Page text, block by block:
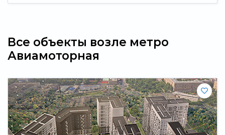
Все объекты возле метро
Авиамоторная